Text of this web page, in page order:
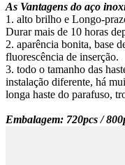
As Vantagens do aço
1. alto brilho e Longo-
Durar mais de 10 horas
2. aparência bonita, base
fluorescência de inserção.
3. todo o tamanho das
instalação diferente, há
longa haste do parafuso,
Embalagem: 720pcs /